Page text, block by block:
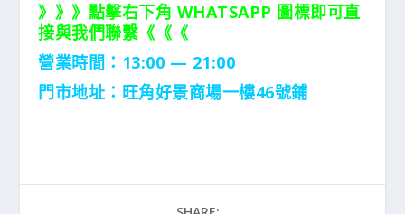
》》》點擊右下角 WHATSAPP 圖標即可直
接與我們聯繫《《《
營業時間：13:00 — 21:00
門市地址： 旺角好景商場一樓46號鋪